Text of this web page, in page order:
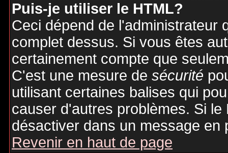
Puis-je utiliser le HTML?
Ceci dépend de l'administrateur
complet dessus. Si vous êtes
certainement compte que
C'est une mesure desécurité
utilisant certaines balises qui
causer d'autres problèmes. Si
désactiver dans un message en
Revenir en haut de page